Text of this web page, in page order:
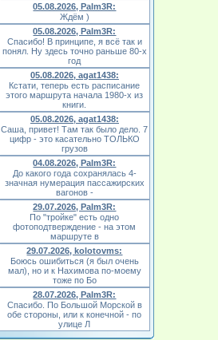
05.08.2026, Palm3R:
Ждём )
05.08.2026, Palm3R:
Спасибо! В принципе, я всё так и
понял. Ну здесь точно раньше 80-х
год
05.08.2026, agat1438:
Кстати, теперь есть расписание
этого маршрута начала 1980-х из
книги.
05.08.2026, agat1438:
Саша, привет! Там так было дело. 7
цифр - это касательно ТОЛЬКО
грузов
04.08.2026, Palm3R:
До какого года сохранялась 4-
значная нумерация пассажирских
вагонов -
29.07.2026, Palm3R:
По "тройке" есть одно
фотоподтверждение - на этом
маршруте в
29.07.2026, kolotovms:
Боюсь ошибиться (я был очень
мал), но и к Нахимова по-моему
тоже по Бо
28.07.2026, Palm3R:
Спасибо. По Большой Морской в
обе стороны, или к конечной - по
улице Л